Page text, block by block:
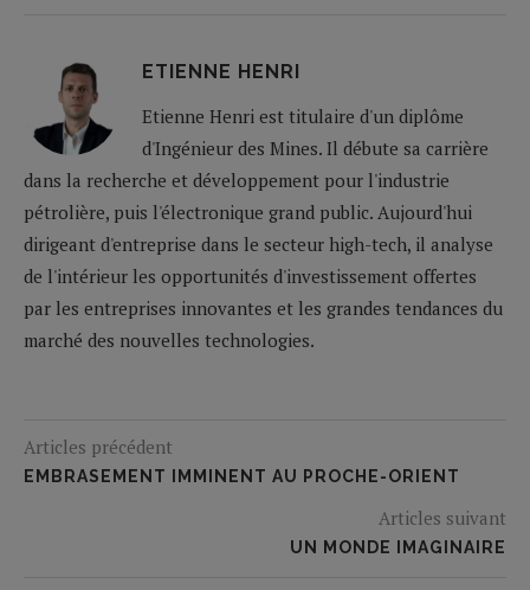
ETIENNE HENRI
Etienne Henri est titulaire d'un diplôme
d'Ingénieur des Mines. Il débute sa carrière
dans la recherche et développement pour l'industrie
pétrolière, puis l'électronique grand public. Aujourd'hui
dirigeant d'entreprise dans le secteur high-tech, il analyse
de l'intérieur les opportunités d'investissement offertes
par les entreprises innovantes et les grandes tendances du
marché des nouvelles technologies.
Articles précédent
EMBRASEMENT IMMINENT AU PROCHE-ORIENT
Articles suivant
UN MONDE IMAGINAIRE